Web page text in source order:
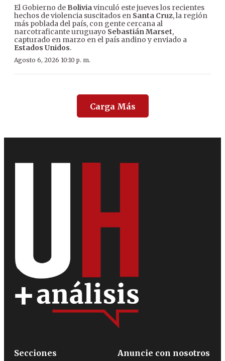
El Gobierno de Boliviavinculó este jueves los recientes
hechos de violencia suscitados en Santa Cruz, la región
más poblada del país, con gente cercana al
narcotraficante uruguayo Sebastián Marset,
capturado en marzo en el país andino y enviado a
Estados Unidos.
Agosto 6, 2026 10:10 p. m.
Carga Más
Secciones
Anuncie con nosotros